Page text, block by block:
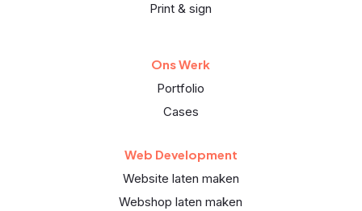
Print & sign
Ons Werk
Portfolio
Cases
Web Development
Website laten maken
Webshop laten maken